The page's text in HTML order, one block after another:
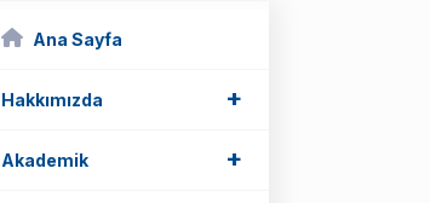
Ana Sayfa
Hakkımızda +
Akademik +